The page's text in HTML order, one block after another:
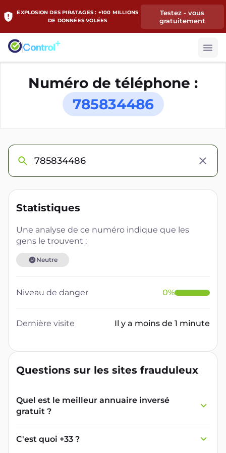
EXPLOSION DES PIRATAGES : +100 MILLIONS
DE DONNÉES VOLÉES
Testez - vous
gratuitement
Numéro de téléphone :
785834486
Statistiques
Une analyse de ce numéro indique que les
gens le trouvent :
Neutre
Niveau de danger 0%
Dernière visite Il y a moins de 1 minute
Questions sur les sites frauduleux
Quel est le meilleur annuaire inversé
gratuit ?
France Verif inclut une fonctionnalité de
recherche de numéro inversée qui est efficace
et gratuite pour identifier les appelants
C'est quoi +33 ?
L'indicatif +33 est le code téléphonique